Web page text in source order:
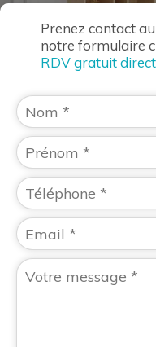
Prenez contact au
notre formulaire
RDV gratuit